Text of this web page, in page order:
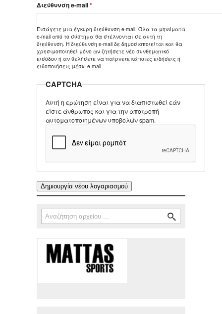
Διεύθυνση e-mail*
Εισάγετε μια έγκυρη διεύθυνση e-mail. Όλα τα μηνύματα
e-mail από το σύστημα θα στέλνονται σε αυτή τη
διεύθυνση. Η διεύθυνση e-mail δε δημοσιοποιείται και θα
χρησιμοποιηθεί μόνο αν ζητήσετε νέο συνθηματικό
εισόδου ή αν θελήσετε να παίρνετε κάποιες ειδήσεις ή
ειδοποιήσεις μέσω e-mail.
CAPTCHA
Αυτή η ερώτηση είναι για να διαπιστωθεί εάν
είστε άνθρωπος και για την αποτροπή
αυτοματοποιημένων υποβολών spam.
Φόρμα αναζήτησης
Αναζήτηση